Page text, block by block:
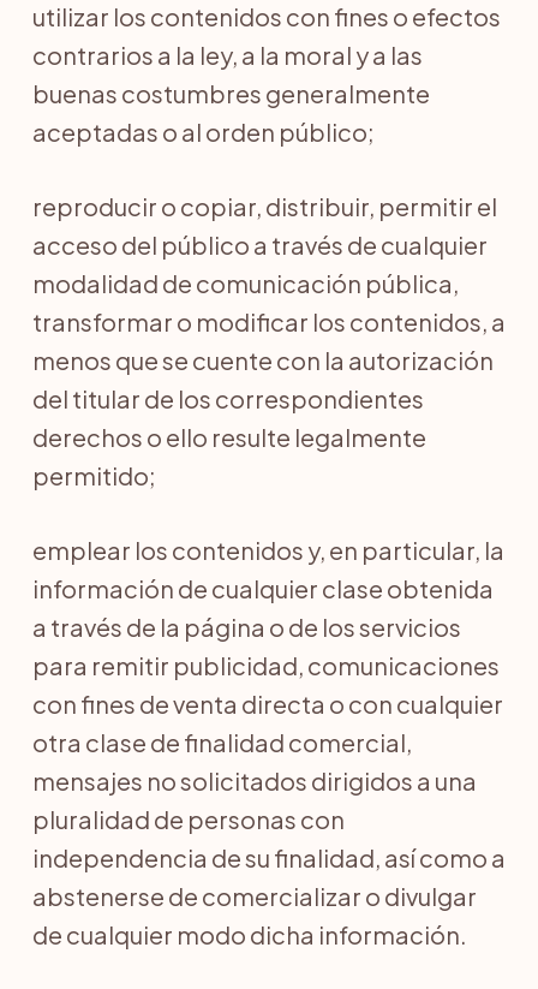
utilizar los contenidos con fines o efectos
contrarios a la ley, a la moral y a las
buenas costumbres generalmente
aceptadas o al orden público;
reproducir o copiar, distribuir, permitir el
acceso del público a través de cualquier
modalidad de comunicación pública,
transformar o modificar los contenidos, a
menos que se cuente con la autorización
del titular de los correspondientes
derechos o ello resulte legalmente
permitido;
emplear los contenidos y, en particular, la
información de cualquier clase obtenida
a través de la página o de los servicios
para remitir publicidad, comunicaciones
con fines de venta directa o con cualquier
otra clase de finalidad comercial,
mensajes no solicitados dirigidos a una
pluralidad de personas con
independencia de su finalidad, así como a
abstenerse de comercializar o divulgar
de cualquier modo dicha información.